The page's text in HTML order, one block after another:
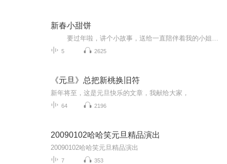
新春小甜饼
5 2625
《元旦》总把新桃换旧符
新年将至，这是元旦快乐的文章，我献给大家，
64 2196
20090102哈哈笑元旦精品演出
20090102哈哈笑元旦精品演出
7 353